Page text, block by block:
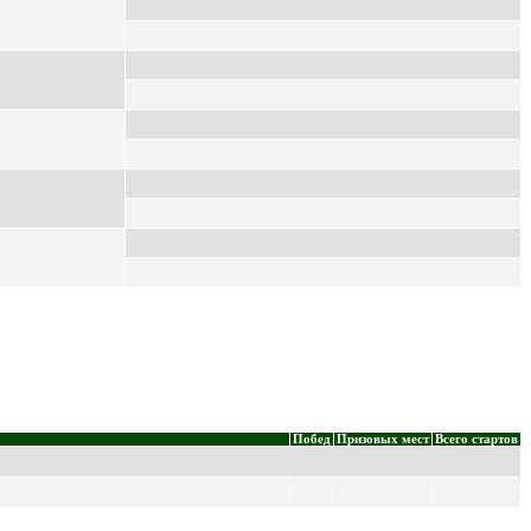
Побед Призовых мест Всего стартов